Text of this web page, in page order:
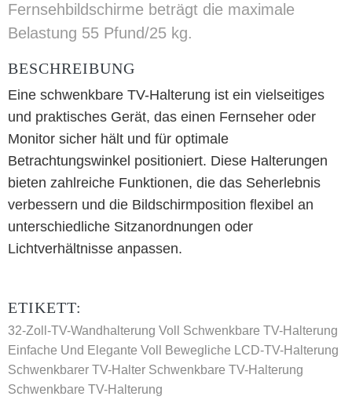
Fernsehbildschirme beträgt die maximale
Belastung 55 Pfund/25 kg.
BESCHREIBUNG
Eine schwenkbare TV-Halterung ist ein vielseitiges
und praktisches Gerät, das einen Fernseher oder
Monitor sicher hält und für optimale
Betrachtungswinkel positioniert. Diese Halterungen
bieten zahlreiche Funktionen, die das Seherlebnis
verbessern und die Bildschirmposition flexibel an
unterschiedliche Sitzanordnungen oder
Lichtverhältnisse anpassen.
ETIKETT:
32-Zoll-TV-Wandhalterung Voll Schwenkbare TV-Halterung
Einfache Und Elegante Voll Bewegliche LCD-TV-Halterung
Schwenkbarer TV-Halter Schwenkbare TV-Halterung
Schwenkbare TV-Halterung